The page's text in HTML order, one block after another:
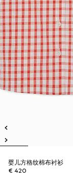
婴儿方格纹棉布衬衫
€ 420